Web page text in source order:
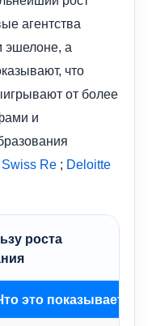
агентства
эшелоне, а
что
от более
и
Swiss Re ; Deloitte
роста
это показывает